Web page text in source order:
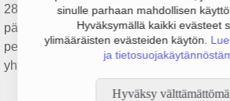
sinulle parhaan mahdollisen
Hyväksymällä kaikki evästeet
ylimääräisten evästeiden käytön.
ja
Hyväksy
289 000 €, tulos 108 000 € ja
päätoimiala on Muu kiinteistöjen
perustamisvuosi 1978 ja sijainti
yhtiömuoto Asunto-osakeyhtiö (AOY).